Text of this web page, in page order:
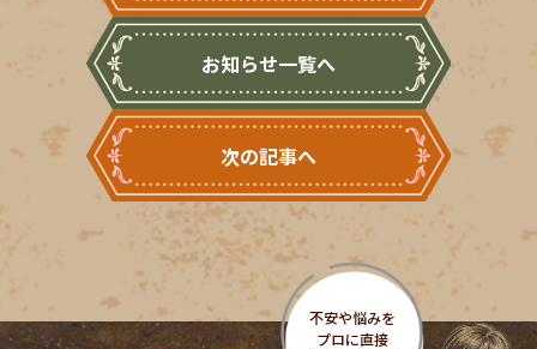
お知らせ一覧へ
次の記事へ